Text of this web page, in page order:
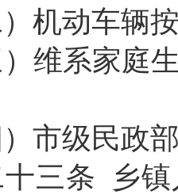
机动车辆
维系家庭
市级民政
三条 乡